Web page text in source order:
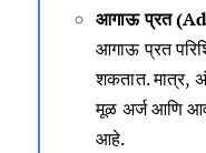
आगाऊ प्रत
आगाऊ प्रत
शकतात. मात्र,
मूळ अर्ज आणि
आहे.